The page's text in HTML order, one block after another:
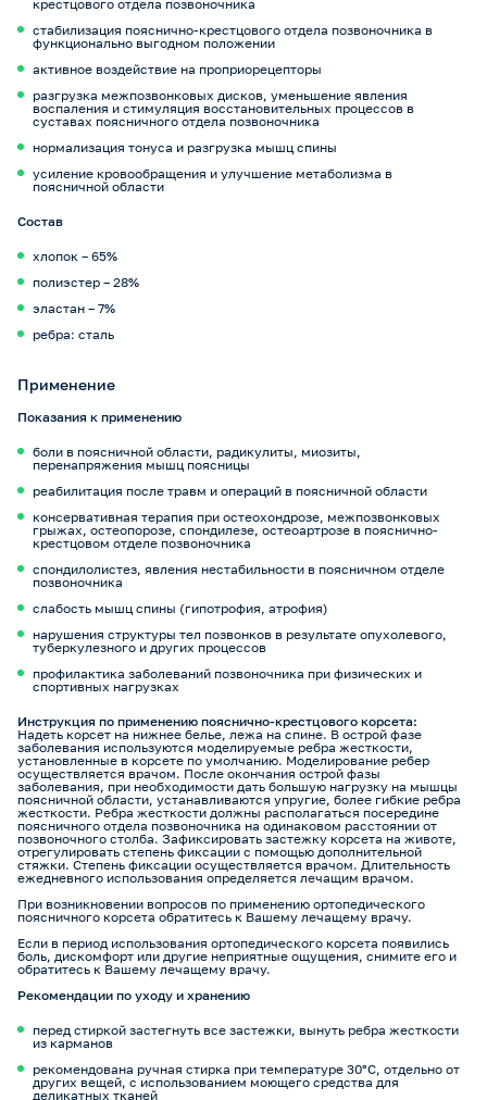
крестцового отдела позвоночника
стабилизация пояснично-крестцового отдела позвоночника в
функционально выгодном положении
активное воздействие на проприорецепторы
разгрузка межпозвонковых дисков, уменьшение явления
воспаления и стимуляция восстановительных процессов в
суставах поясничного отдела позвоночника
нормализация тонуса и разгрузка мышц спины
усиление кровообращения и улучшение метаболизма в
поясничной области
Состав
хлопок – 65%
полиэстер – 28%
эластан – 7%
ребра: сталь
Применение
Показания к применению
боли в поясничной области, радикулиты, миозиты,
перенапряжения мышц поясницы
реабилитация после травм и операций в поясничной области
консервативная терапия при остеохондрозе, межпозвонковых
грыжах, остеопорозе, спондилезе, остеоартрозе в пояснично-
крестцовом отделе позвоночника
спондилолистез, явления нестабильности в поясничном отделе
позвоночника
слабость мышц спины (гипотрофия, атрофия)
нарушения структуры тел позвонков в результате опухолевого,
туберкулезного и других процессов
профилактика заболеваний позвоночника при физических и
спортивных нагрузках
Инструкция по применению пояснично-крестцового корсета:
Надеть корсет на нижнее белье, лежа на спине. В острой фазе
заболевания используются моделируемые ребра жесткости,
установленные в корсете по умолчанию. Моделирование ребер
осуществляется врачом. После окончания острой фазы
заболевания, при необходимости дать большую нагрузку на мышцы
поясничной области, устанавливаются упругие, более гибкие ребра
жесткости. Ребра жесткости должны располагаться посередине
поясничного отдела позвоночника на одинаковом расстоянии от
позвоночного столба. Зафиксировать застежку корсета на животе,
отрегулировать степень фиксации с помощью дополнительной
стяжки. Степень фиксации осуществляется врачом. Длительность
ежедневного использования определяется лечащим врачом.
При возникновении вопросов по применению ортопедического
поясничного корсета обратитесь к Вашему лечащему врачу.
Если в период использования ортопедического корсета появились
боль, дискомфорт или другие неприятные ощущения, снимите его и
обратитесь к Вашему лечащему врачу.
Рекомендации по уходу и хранению
перед стиркой застегнуть все застежки, вынуть ребра жесткости
из карманов
рекомендована ручная стирка при температуре 30°C, отдельно от
других вещей, с использованием моющего средства для
деликатных тканей